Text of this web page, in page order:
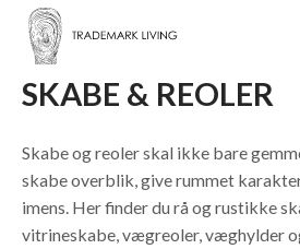
SKABE & REOLER
Skabe og reoler skal ikke bare
skabe overblik, give rummet
imens. Her finder du rå og rustikke
vitrineskabe, vægreoler, væghylder